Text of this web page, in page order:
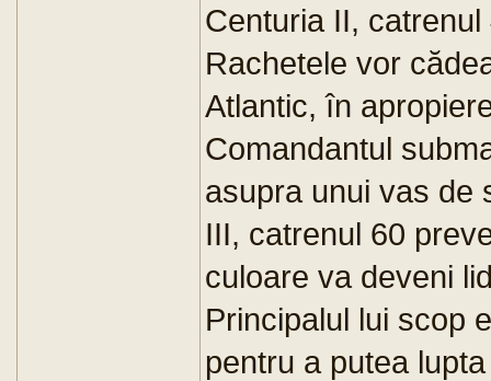
Centuria II,
Rachetele vor
Atlantic, în
Comandantul
asupra unui vas de
III, catrenul 60
culoare va deveni
Principalul lui scop
pentru a putea